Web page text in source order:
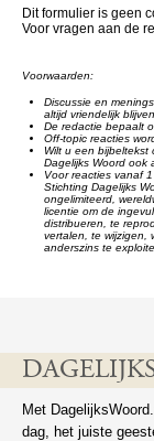
Dit formulier is geen
Voor vragen aan de
Voorwaarden:
Discussie en
altijd vriendelijk
De redactie bepaalt
Off-topic reacties
Wilt u een bijbeltekst
Dagelijks Woord ook
Voor reacties vanaf
Stichting Dagelijks
ongelimiteerd,
licentie om de
distribueren, te
vertalen, te wijzigen,
anderszins te
Met
dag, het juiste